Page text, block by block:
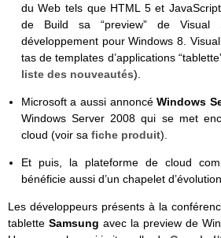
du Web tels que HTML 5 et
de Build sa “preview” de Visual
développement pour Windows 8.
tas de templates d’applications
liste des nouveautés).
Microsoft a aussi annoncéWindows
Windows Server 2008 qui se met
cloud (voir sa fiche produit).
Et puis, la plateforme de cloud
bénéficie aussi d’un chapelet
Les développeurs présents à la
tablette Samsung avec la preview de